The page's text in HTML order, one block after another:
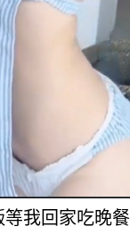
我回家吃晚餐